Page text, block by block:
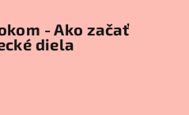
- Ako začať
diela